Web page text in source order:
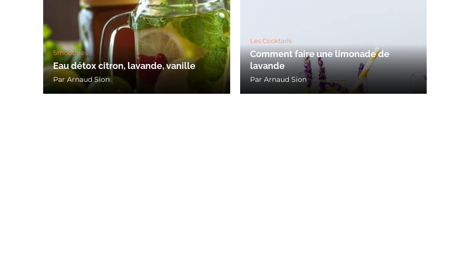
Smoothies
Eau détox citron, lavande, vanille
Par Arnaud Sion
Les Cocktails
Comment faire une limonade de
lavande
Par Arnaud Sion